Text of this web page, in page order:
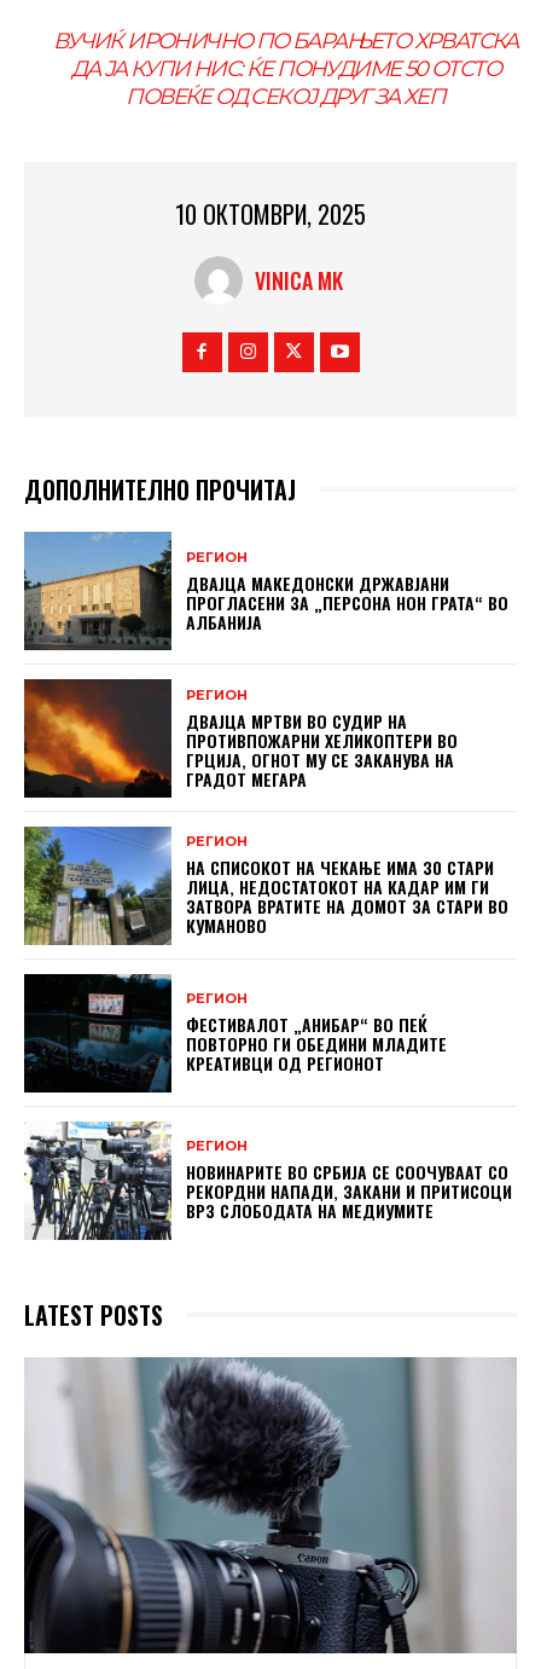
ВУЧИЌ ИРОНИЧНО ПО БАРАЊЕТО ХРВАТСКА
ДА ЈА КУПИ НИС: ЌЕ ПОНУДИМЕ 50 ОТСТО
ПОВЕЌЕ ОД СЕКОЈ ДРУГ ЗА ХЕП
10 ОКТОМВРИ, 2025
VINICA MK
ДОПОЛНИТЕЛНО ПРОЧИТАЈ
РЕГИОН
ДВАЈЦА МАКЕДОНСКИ ДРЖАВЈАНИ
ПРОГЛАСЕНИ ЗА „ПЕРСОНА НОН ГРАТА“ ВО
АЛБАНИЈА
РЕГИОН
ДВАЈЦА МРТВИ ВО СУДИР НА
ПРОТИВПОЖАРНИ ХЕЛИКОПТЕРИ ВО
ГРЦИЈА, ОГНОТ МУ СЕ ЗАКАНУВА НА
ГРАДОТ МЕГАРА
РЕГИОН
НА СПИСОКОТ НА ЧЕКАЊЕ ИМА 30 СТАРИ
ЛИЦА, НЕДОСТАТОКОТ НА КАДАР ИМ ГИ
ЗАТВОРА ВРАТИТЕ НА ДОМОТ ЗА СТАРИ ВО
КУМАНОВО
РЕГИОН
ФЕСТИВАЛОТ „АНИБАР“ ВО ПЕЌ
ПОВТОРНО ГИ ОБЕДИНИ МЛАДИТЕ
КРЕАТИВЦИ ОД РЕГИОНОТ
РЕГИОН
НОВИНАРИТЕ ВО СРБИЈА СЕ СООЧУВААТ СО
РЕКОРДНИ НАПАДИ, ЗАКАНИ И ПРИТИСОЦИ
ВРЗ СЛОБОДАТА НА МЕДИУМИТЕ
LATEST POSTS